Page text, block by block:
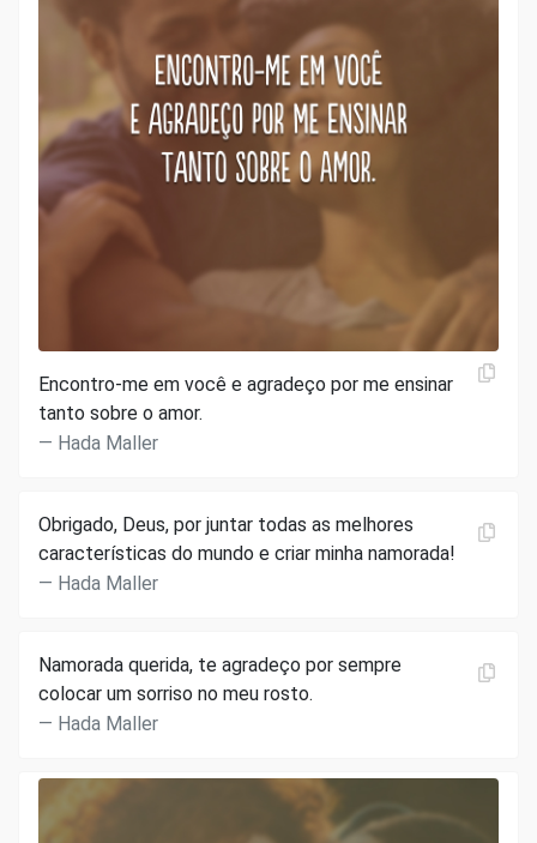
Encontro-me em você e agradeço por me ensinar
tanto sobre o amor.
Hada Maller
Obrigado, Deus, por juntar todas as melhores
características do mundo e criar minha namorada!
Hada Maller
Namorada querida, te agradeço por sempre
colocar um sorriso no meu rosto.
Hada Maller